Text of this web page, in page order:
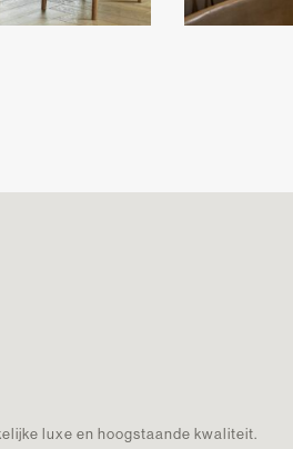
luxe en hoogstaande kwaliteit.